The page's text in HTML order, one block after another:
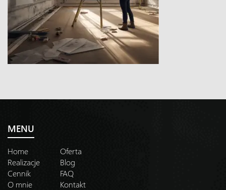
MENU
Home
Oferta
Realizacje
Blog
Cennik
FAQ
O mnie
Kontakt